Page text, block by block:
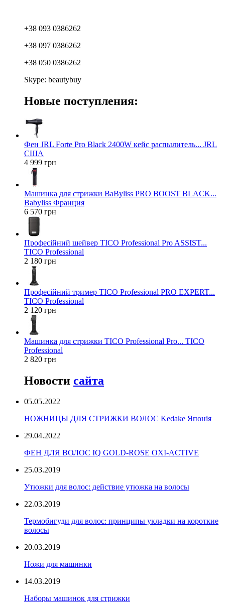
+38 093 0386262
+38 097 0386262
+38 050 0386262
Skype: beautybuy
Новые поступления:
Фен JRL Forte Pro Black 2400W кейс распылитель... JRL
США
4 999 грн
Машинка для стрижки BaByliss PRO BOOST BLACK...
Babyliss Франция
6 570 грн
Професійний шейвер TICO Professional Pro ASSIST...
TICO Professional
2 180 грн
Професійний тример TICO Professional PRO EXPERT...
TICO Professional
2 120 грн
Машинка для стрижки TICO Professional Pro... TICO
Professional
2 820 грн
Новости сайта
05.05.2022
НОЖНИЦЫ ДЛЯ СТРИЖКИ ВОЛОС Kedake Японія
29.04.2022
ФЕН ДЛЯ ВОЛОС IQ GOLD-ROSE OXI-ACTIVE
25.03.2019
Утюжки для волос: действие утюжка на волосы
22.03.2019
Термобигуди для волос: принципы укладки на короткие
волосы
20.03.2019
Ножи для машинки
14.03.2019
Наборы машинок для стрижки